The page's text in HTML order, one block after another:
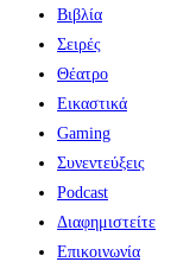
Βιβλία
Σειρές
Θέατρο
Εικαστικά
Gaming
Συνεντεύξεις
Podcast
Διαφημιστείτε
Επικοινωνία